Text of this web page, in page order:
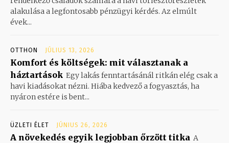
alakulása a legfontosabb pénzügyi kérdés. Az elmúlt
évek...
OTTHON JÚLIUS 13, 2026
Komfort és költségek: mit választanak a
háztartások Egy lakás fenntartásánál ritkán elég csak a
havi kiadásokat nézni. Hiába kedvező a fogyasztás, ha
nyáron estére is bent...
ÜZLETI ÉLET JÚNIUS 26, 2026
A növekedés egyik legjobban őrzött titka A